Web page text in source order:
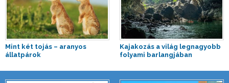
Mint két tojás – aranyos
állatpárok
Kajakozás a világ legnagyobb
folyami barlangjában